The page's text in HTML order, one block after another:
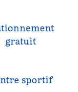
gratuit
sportif